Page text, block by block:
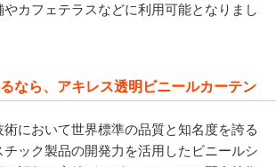
カフェテラスなどに利用可能となりまし
なら、アキレス透明ビニールカーテン
において世界標準の品質と知名度を誇る
ック製品の開発力を活用したビニールシ